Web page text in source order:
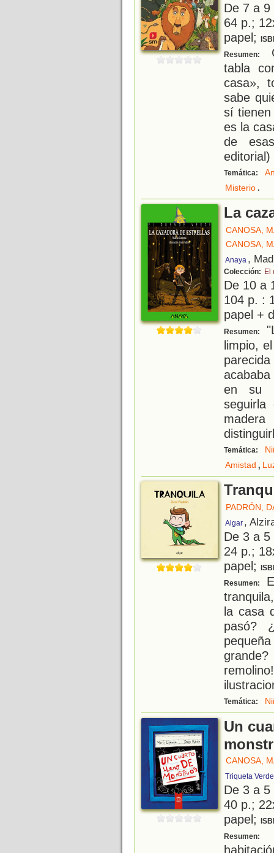
De 7 a
64 p.;
papel;
Resumen:
tabla
casa»,
sabe
sí
es la
de
editorial)
Temática:
Misterio.
La
CANOSA,
CANOSA,
Anaya ,
Colección: El
De 10 a
104 p. :
papel +
Resumen:
limpio,
en su
Temática:
Amistad ,
PADRÓN,
Algar ,
De 3 a
24 p.;
papel;
Resumen:
la casa
pasó?
Temática:
Un
CANOSA,
Triqueta Verde
De 3 a
40 p.;
papel;
Resumen: